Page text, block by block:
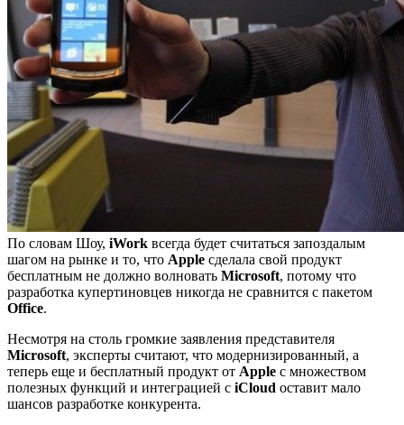
По словам Шоу, iWork всегда будет считаться запоздалым
шагом на рынке и то, что Apple сделала свой продукт
бесплатным не должно волновать Microsoft, потому что
разработка купертиновцев никогда не сравнится с пакетом
Office.
Несмотря на столь громкие заявления представителя
Microsoft, эксперты считают, что модернизированный, а
теперь еще и бесплатный продукт от Apple с множеством
полезных функций и интеграцией с iCloud оставит мало
шансов разработке конкурента.